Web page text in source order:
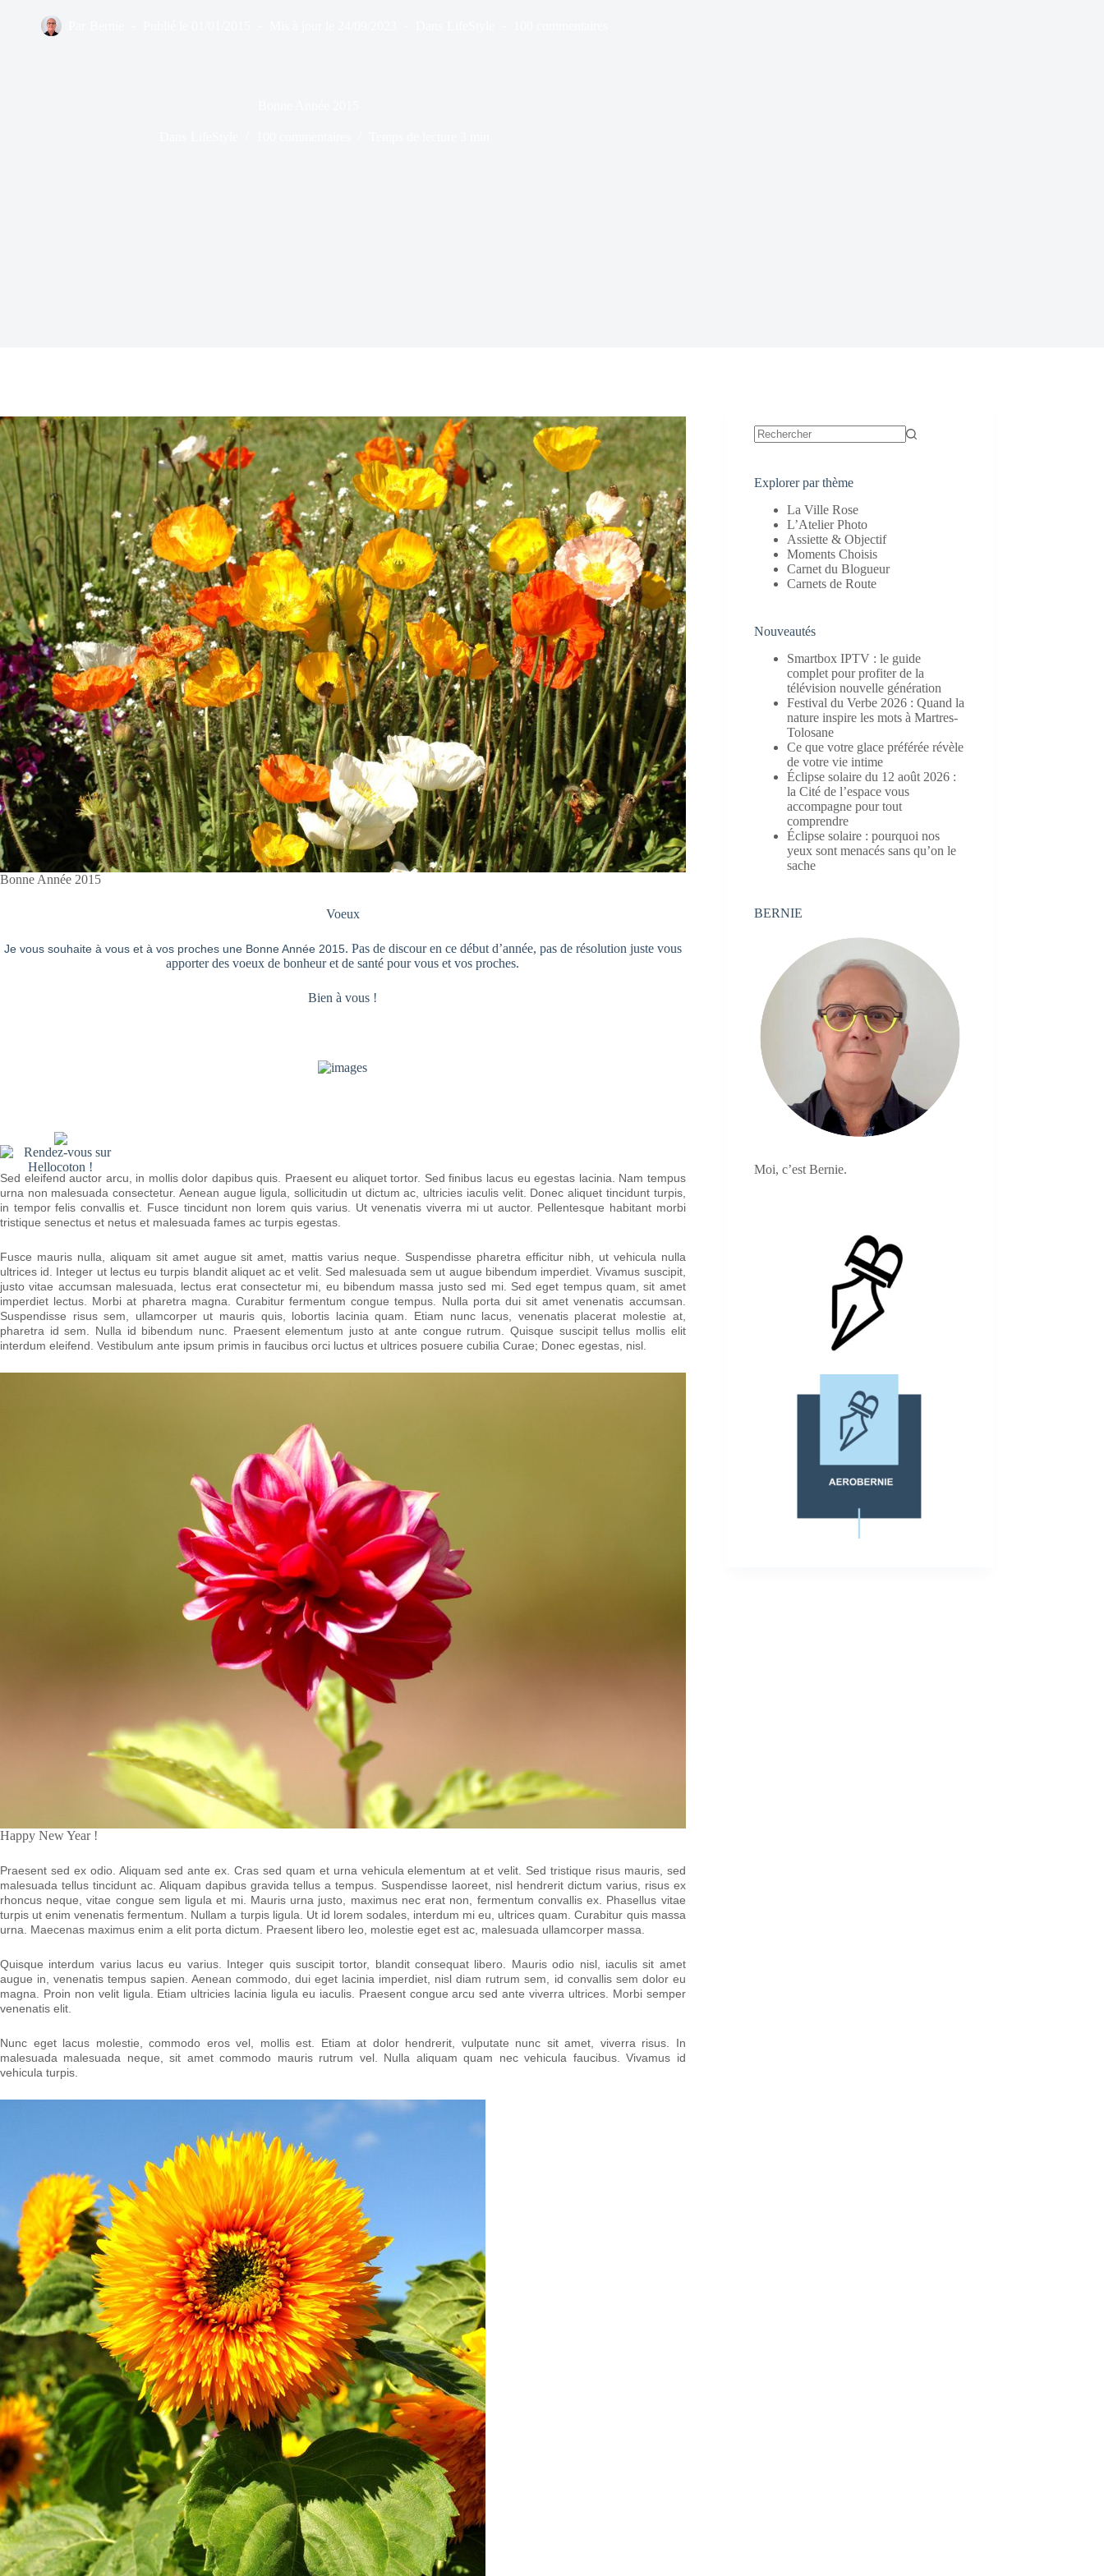
Bonne Année 2015
Voeux
Je vous souhaite à vous et à vos proches une Bonne Année 2015. Pas de discour en ce début d’année, pas de résolution juste vous
apporter des voeux de bonheur et de santé pour vous et vos proches.
Bien à vous !
Sed eleifend auctor arcu, in mollis dolor dapibus quis. Praesent eu aliquet tortor. Sed finibus lacus eu egestas lacinia. Nam tempus
urna non malesuada consectetur. Aenean augue ligula, sollicitudin ut dictum ac, ultricies iaculis velit. Donec aliquet tincidunt turpis,
in tempor felis convallis et. Fusce tincidunt non lorem quis varius. Ut venenatis viverra mi ut auctor. Pellentesque habitant morbi
tristique senectus et netus et malesuada fames ac turpis egestas.
Fusce mauris nulla, aliquam sit amet augue sit amet, mattis varius neque. Suspendisse pharetra efficitur nibh, ut vehicula nulla
ultrices id. Integer ut lectus eu turpis blandit aliquet ac et velit. Sed malesuada sem ut augue bibendum imperdiet. Vivamus suscipit,
justo vitae accumsan malesuada, lectus erat consectetur mi, eu bibendum massa justo sed mi. Sed eget tempus quam, sit amet
imperdiet lectus. Morbi at pharetra magna. Curabitur fermentum congue tempus. Nulla porta dui sit amet venenatis accumsan.
Suspendisse risus sem, ullamcorper ut mauris quis, lobortis lacinia quam. Etiam nunc lacus, venenatis placerat molestie at,
pharetra id sem. Nulla id bibendum nunc. Praesent elementum justo at ante congue rutrum. Quisque suscipit tellus mollis elit
interdum eleifend. Vestibulum ante ipsum primis in faucibus orci luctus et ultrices posuere cubilia Curae; Donec egestas, nisl.
Happy New Year !
Praesent sed ex odio. Aliquam sed ante ex. Cras sed quam et urna vehicula elementum at et velit. Sed tristique risus mauris, sed
malesuada tellus tincidunt ac. Aliquam dapibus gravida tellus a tempus. Suspendisse laoreet, nisl hendrerit dictum varius, risus ex
rhoncus neque, vitae congue sem ligula et mi. Mauris urna justo, maximus nec erat non, fermentum convallis ex. Phasellus vitae
turpis ut enim venenatis fermentum. Nullam a turpis ligula. Ut id lorem sodales, interdum mi eu, ultrices quam. Curabitur quis massa
urna. Maecenas maximus enim a elit porta dictum. Praesent libero leo, molestie eget est ac, malesuada ullamcorper massa.
Quisque interdum varius lacus eu varius. Integer quis suscipit tortor, blandit consequat libero. Mauris odio nisl, iaculis sit amet
augue in, venenatis tempus sapien. Aenean commodo, dui eget lacinia imperdiet, nisl diam rutrum sem, id convallis sem dolor eu
magna. Proin non velit ligula. Etiam ultricies lacinia ligula eu iaculis. Praesent congue arcu sed ante viverra ultrices. Morbi semper
venenatis elit.
Nunc eget lacus molestie, commodo eros vel, mollis est. Etiam at dolor hendrerit, vulputate nunc sit amet, viverra risus. In
malesuada malesuada neque, sit amet commodo mauris rutrum vel. Nulla aliquam quam nec vehicula faucibus. Vivamus id
vehicula turpis.
Explorer par thème
La Ville Rose
L’Atelier Photo
Assiette & Objectif
Moments Choisis
Carnet du Blogueur
Carnets de Route
Nouveautés
Smartbox IPTV : le guide
complet pour profiter de la
télévision nouvelle génération
Festival du Verbe 2026 : Quand la
nature inspire les mots à Martres-
Tolosane
Ce que votre glace préférée révèle
de votre vie intime
Éclipse solaire du 12 août 2026 :
la Cité de l’espace vous
accompagne pour tout
comprendre
Éclipse solaire : pourquoi nos
yeux sont menacés sans qu’on le
sache
BERNIE
Moi, c’est Bernie.